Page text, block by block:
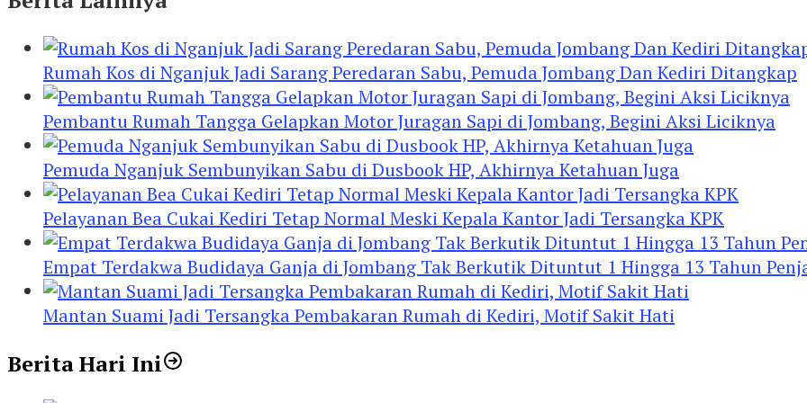
Rumah Kos di Nganjuk Jadi Sarang Peredaran Sabu, Pemuda Jombang Dan Kediri Ditangkap
Pembantu Rumah Tangga Gelapkan Motor Juragan Sapi di Jombang, Begini Aksi Liciknya
Pemuda Nganjuk Sembunyikan Sabu di Dusbook HP, Akhirnya Ketahuan Juga
Pelayanan Bea Cukai Kediri Tetap Normal Meski Kepala Kantor Jadi Tersangka KPK
Empat Terdakwa Budidaya Ganja di Jombang Tak Berkutik Dituntut 1 Hingga 13 Tahun
Mantan Suami Jadi Tersangka Pembakaran Rumah di Kediri, Motif Sakit Hati
Berita Hari Ini